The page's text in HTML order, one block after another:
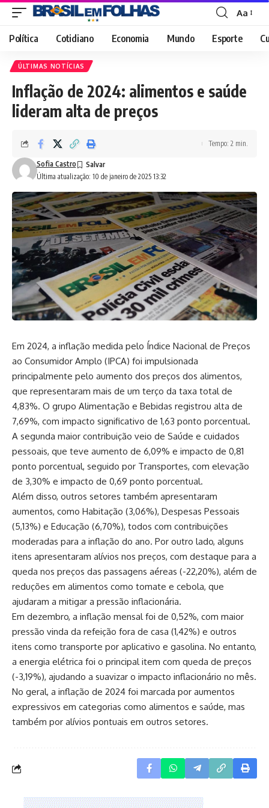
Font
Resizer
Aa
Política Cotidiano Economia Mundo Esporte
ÚLTIMAS NOTÍCIAS
Inflação de 2024: alimentos e saúde
lideram alta de preços
Última atualização: 10 de janeiro de 2025 13:32
Sofia Castro
Tempo: 2 min.
Em 2024, a inflação medida pelo Índice Nacional de Preços
ao Consumidor Amplo (IPCA) foi impulsionada
principalmente pelo aumento dos preços dos alimentos,
que representaram mais de um terço da taxa total de
4,83%. O grupo Alimentação e Bebidas registrou alta de
7,69%, com impacto significativo de 1,63 ponto porcentual.
A segunda maior contribuição veio de Saúde e cuidados
pessoais, que teve aumento de 6,09% e impacto de 0,81
ponto porcentual, seguido por Transportes, com elevação
de 3,30% e impacto de 0,69 ponto porcentual.
Além disso, outros setores também apresentaram
aumentos, como Habitação (3,06%), Despesas Pessoais
(5,13%) e Educação (6,70%), todos com contribuições
moderadas para a inflação do ano. Por outro lado, alguns
itens apresentaram alívios nos preços, com destaque para a
queda nos preços das passagens aéreas (-22,20%), além de
reduções em alimentos como tomate e cebola, que
ajudaram a mitigar a pressão inflacionária.
Em dezembro, a inflação mensal foi de 0,52%, com maior
pressão vinda da refeição fora de casa (1,42%) e outros
itens como transporte por aplicativo e gasolina. No entanto,
a energia elétrica foi o principal item com queda de preços
(-3,19%), ajudando a suavizar o impacto inflacionário no mês.
No geral, a inflação de 2024 foi marcada por aumentos
expressivos em categorias como alimentos e saúde, mas
também por alívios pontuais em outros setores.